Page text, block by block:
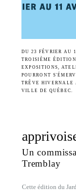
DU 23 FÉVRIER AU
TROISIÈME
EXPOSITIONS,
POURRONT
TRÊVE HIVERNALE
VILLE DE QUÉBEC.
Un
Tremblay
Cette édition du